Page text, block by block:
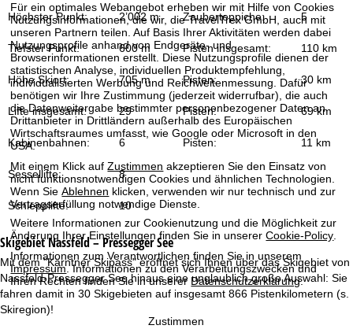
Für ein optimales Webangebot erheben wir mit Hilfe von Cookies
Nutzungsinformationen, die wir, die TravelTrex GmbH, auch mit
unseren Partnern teilen. Auf Basis Ihrer Aktivitäten werden dabei
Nutzungsprofile anhand von Endgeräte- und
Browserinformationen erstellt. Diese Nutzungsprofile dienen der
statistischen Analyse, individuellen Produktempfehlung,
individualisierten Werbung und Reichweitenmessung. Dafür
benötigen wir Ihre Zustimmung (jederzeit widerrufbar), die auch
die Datenweitergabe bestimmter personenbezogener Daten an
Drittanbieter in Drittländern außerhalb des Europäischen
Wirtschaftsraumes umfasst, wie Google oder Microsoft in den
USA.
Mit einem Klick aufZustimmen akzeptieren Sie den Einsatz von
nicht funktionsnotwendigen Cookies und ähnlichen Technologien.
Wenn SieAblehnen klicken, verwenden wir nur technisch und zur
Vertragserfüllung notwendige Dienste.
Weitere Informationen zur Cookienutzung und die Möglichkeit zur
Änderung Ihrer Einstellungen finden Sie in unsererCookie-Policy.
Informationen zum Verantwortlichen finden Sie in unserem
Impressum. Informationen zu den Verarbeitungszwecken und
Ihren Rechten finden Sie in unserer Datenschutzerklärung.
Zustimmen
s
e
i
t
e
Höchster Punkt: 2’002 m Zauberteppiche: 5
Tiefster Punkt: 600 m Pisten insgesamt: 110 km
Höhe Skiort: 705 m Pisten: 30 km
Lifte insgesamt: 29 Pisten: 69 km
Kabinenbahnen: 6 Pisten: 11 km
Sessellifte: 8
Schlepplifte: 10
SkigebietNassfeld – Pressegger See
Mit dem "Kärntner Skipass" eröffnet sich Ihnen über das Skigebiet von
Nassfeld-Pressegger See hinaus eine unglaublich große Auswahl: Sie
fahren damit in 30 Skigebieten auf insgesamt 866 Pistenkilometern (s.
Skiregion)!